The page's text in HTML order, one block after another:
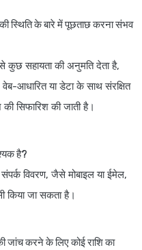
स्थिति के बारे में पूछताछ करना संभव
कुछ सहायता की अनुमति देता है,
वेब-आधारित या डेटा के साथ संरक्षित
सिफारिश की जाती है।
है?
विवरण, जैसे मोबाइल या ईमेल,
किया जा सकता है।
जांच करने के लिए कोई राशि का